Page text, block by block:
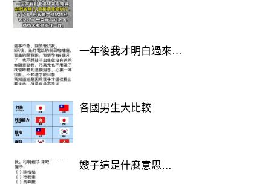
一年後我才明白過來…
各國男生大比較
嫂子這是什麼意思…